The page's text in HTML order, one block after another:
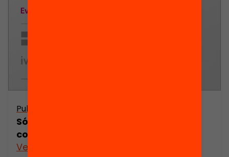
Publicació
Són efectius els programes de lluita
contra l’absentisme escolar?
Veure’n més